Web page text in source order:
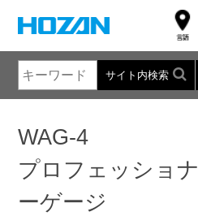
サイト内検索
WAG-4
プロフェッショ
ーゲージ